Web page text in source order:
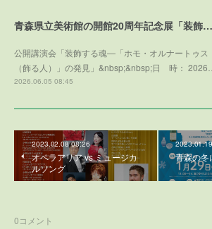
青森県立美術館の開館20周年記念展「装飾する魂」との学術協力プログラム
公開講演会「装飾する魂—「ホモ・オルナートゥス
（飾る人）」の発見」&nbsp;&nbsp;日 時： 2026…
2026.06.05 08:45
2023.02.08 08:26
オペラアリア vs ミュージカ
ルソング
青森の冬
0コメント